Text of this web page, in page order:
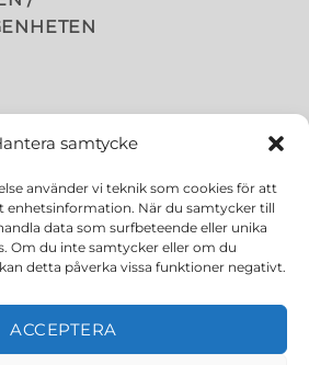
samtycke
använder vi teknik som cookies för att
enhetsinformation. När du samtycker till
data som surfbeteende eller unika
Om du inte samtycker eller om du
detta påverka vissa funktioner negativt.
ACCEPTERA